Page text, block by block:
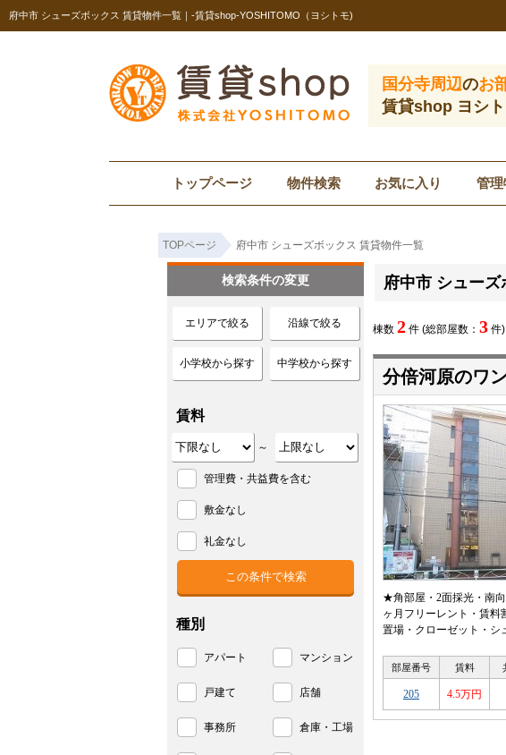
府中市 シューズボックス 賃貸物件一覧｜-賃貸shop-YOSHITOMO（ヨシトモ)
国分寺周辺のお
賃貸shop ヨシト
トップページ 物件検索 お気に入り 管
TOPページ 府中市 シューズボックス 賃貸物件一覧
府中市 シュー
棟数 2 件 (総部屋数： 3
分倍河原のワ
★角部屋・2面採光・南
ヶ月フリーレント・賃料
置場・クローゼット・
部屋番号 賃料
205 4.5万円
検索条件の変更
エリアで絞る 沿線で絞る
小学校から探す 中学校から探す
賃料
～
管理費・共益費を含む
敷金なし
礼金なし
種別
アパート マンション
戸建て 店舗
事務所 倉庫・工場